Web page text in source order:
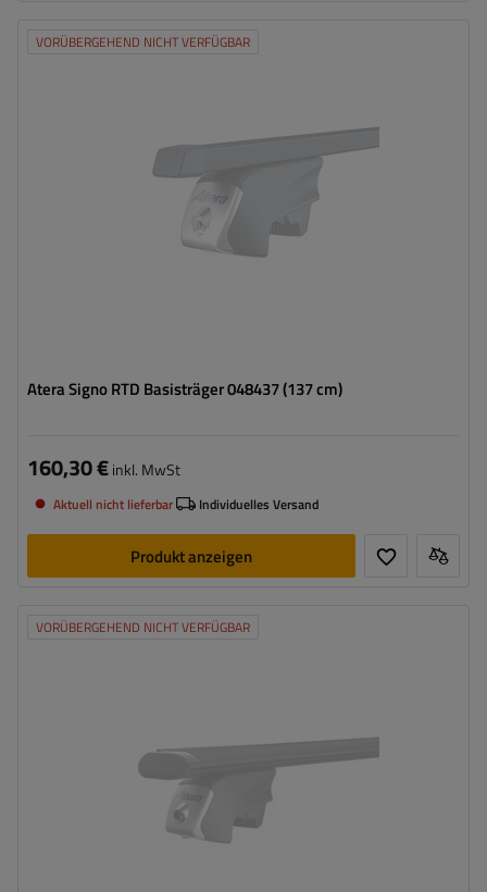
VORÜBERGEHEND NICHT VERFÜGBAR
Atera Signo RTD Basisträger 048437 (137 cm)
160,30 €inkl. MwSt
Aktuell nicht lieferbar Individuelles Versand
Produkt anzeigen
VORÜBERGEHEND NICHT VERFÜGBAR